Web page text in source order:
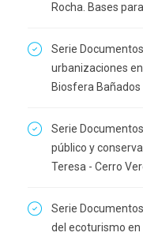
Rocha. Bases
Serie
urbanizaciones
Biosfera Bañados
Serie
público y
Teresa - Cerro
Serie
del ecoturismo en